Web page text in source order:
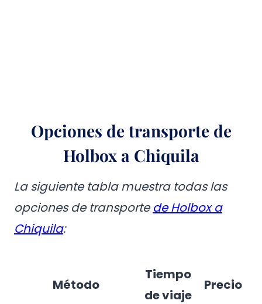
Opciones de transporte de
Holbox a Chiquila
La siguiente tabla muestra todas las
opciones de transportede Holbox a
Chiquila:
Método
Tiempo
de viaje
Precio